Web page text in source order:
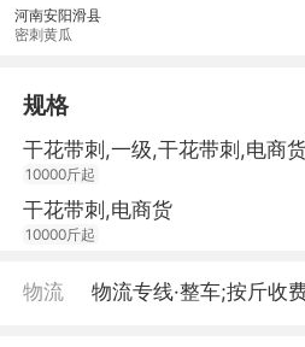
河南安阳滑县
密刺黄瓜
规格
干花带刺,一级,干花带刺,电商
10000斤起
干花带刺,电商货
10000斤起
物流 物流专线·整车;按斤收